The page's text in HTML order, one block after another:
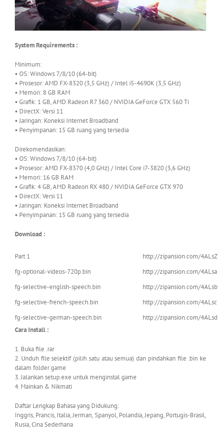
System Requirements :
Minimum:
• OS: Windows 7/8/10 (64-bit)
• Prosesor: AMD FX-8320 (3,5 GHz) / Intel i5-4690K (3,5 GHz)
• Memori: 8 GB RAM
• Grafik: 1 GB, AMD Radeon R7 360 / NVIDIA GeForce GTX 560 Ti
• DirectX: Versi 11
• Jaringan: Koneksi Internet Broadband
• Penyimpanan: 15 GB ruang yang tersedia
Direkomendasikan:
• OS: Windows 7/8/10 (64-bit)
• Prosesor: AMD FX-8370 (4,0 GHz) / Intel Core i7-3820 (3,6 GHz)
• Memori: 16 GB RAM
• Grafik: 4 GB, AMD Radeon RX 480 / NVIDIA GeForce GTX 970
• DirectX: Versi 11
• Jaringan: Koneksi Internet Broadband
• Penyimpanan: 15 GB ruang yang tersedia
Download :
Part 1
http://zipansion.com/4ALsZ
fg-optional-videos-720p.bin
http://zipansion.com/4ALsa
fg-selective-english-speech.bin
http://zipansion.com/4ALsb
fg-selective-french-speech.bin
http://zipansion.com/4ALsc
fg-selective-german-speech.bin
http://zipansion.com/4ALsd
Cara Install :
1. Buka file .rar
2. Unduh file selektif (pilih satu atau semua) dan pindahkan file .bin ke
dalam folder game
3. Jalankan setup.exe untuk menginstal game
4. Mainkan & Nikmati
Daftar Lengkap Bahasa yang Didukung:
Inggris, Prancis, Italia, Jerman, Spanyol, Polandia, Jepang, Portugis-Brasil,
Rusia, Cina Sederhana